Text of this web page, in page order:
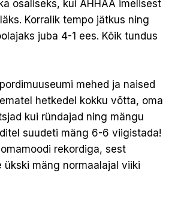
osaliseks, kui AHHAA imelisest
Korralik tempo jätkus ning
juba 4-1 ees. Kõik tundus
mehed ja naised
hetkedel kokku võtta, oma
kui ründajad ning mängu
suudeti mäng 6-6 viigistada!
rekordiga, sest
ükski mäng normaalajal viiki